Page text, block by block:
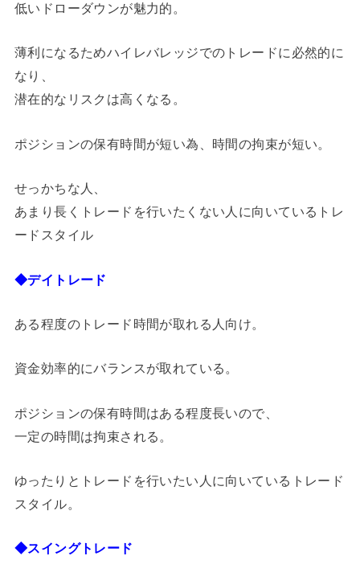
低いドローダウンが魅力的。
薄利になるためハイレバレッジでのトレードに必然的に
なり、
潜在的なリスクは高くなる。
ポジションの保有時間が短い為、時間の拘束が短い。
せっかちな人、
あまり長くトレードを行いたくない人に向いているトレ
ードスタイル
◆デイトレード
ある程度のトレード時間が取れる人向け。
資金効率的にバランスが取れている。
ポジションの保有時間はある程度長いので、
一定の時間は拘束される。
ゆったりとトレードを行いたい人に向いているトレード
スタイル。
◆スイングトレード